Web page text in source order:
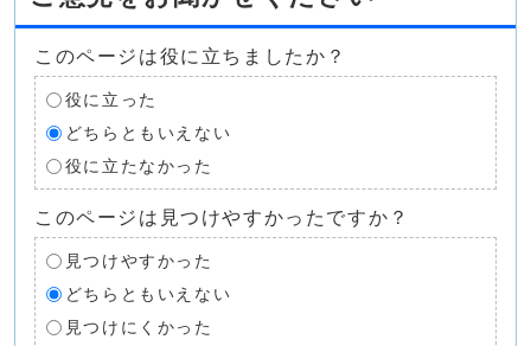
このページは役に立ちましたか？
役に立った
どちらともいえない
役に立たなかった
このページは見つけやすかったですか？
見つけやすかった
どちらともいえない
見つけにくかった